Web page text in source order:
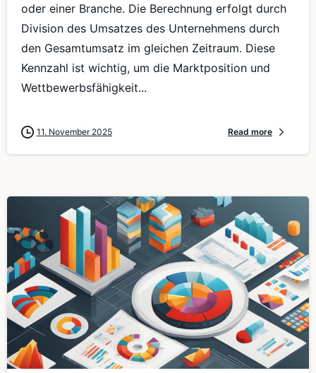
oder einer Branche. Die Berechnung erfolgt durch
Division des Umsatzes des Unternehmens durch
den Gesamtumsatz im gleichen Zeitraum. Diese
Kennzahl ist wichtig, um die Marktposition und
Wettbewerbsfähigkeit...
11. November 2025 Read more
0